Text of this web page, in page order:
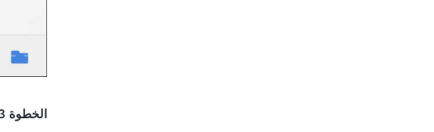
الخطوة 3. إضافة كتب Kindle وإزالة إدارة الحقوق الرقمية